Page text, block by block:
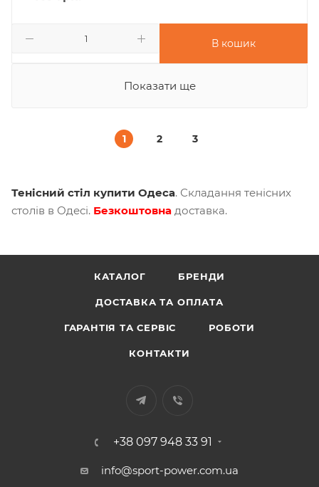
В кошик
Показати ще
1 2 3
Тенісний стіл купити Одеса. Складання тенісних
столів в Одесі. Безкоштовна доставка.
КАТАЛОГ БРЕНДИ
ДОСТАВКА ТА ОПЛАТА
ГАРАНТІЯ ТА СЕРВІС РОБОТИ
КОНТАКТИ
+38 097 948 33 91
info@sport-power.com.ua